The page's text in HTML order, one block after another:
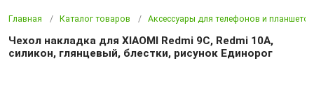
Главная Каталог товаров Аксессуары для телефонов и планшетов
Чехол накладка для XIAOMI Redmi 9C, Redmi 10A,
силикон, глянцевый, блестки, рисунок Единорог